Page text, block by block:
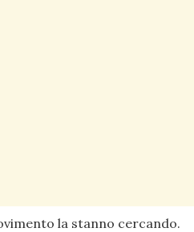
la stanno cercando.